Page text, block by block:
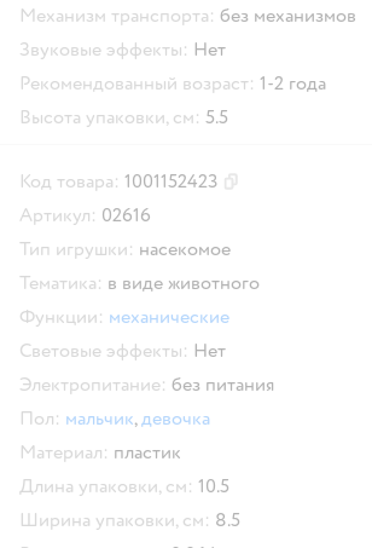
Механизм транспорта: без механизмов
Звуковые эффекты: Нет
Рекомендованный возраст: 1-2 года
Высота упаковки, см: 5.5
Код товара: 1001152423
Артикул: 02616
Тип игрушки: насекомое
Тематика: в виде животного
Функции: механические
Световые эффекты: Нет
Электропитание: без питания
Пол: мальчик,девочка
Материал: пластик
Длина упаковки, см: 10.5
Ширина упаковки, см: 8.5